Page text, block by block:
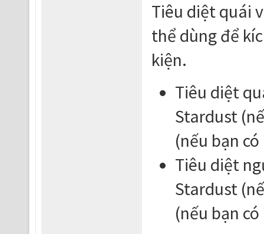
Tiêu diệt quái
thể dùng để
kiện.
Tiêu diệt
Stardust
(nếu bạn
Tiêu diệt
Stardust
(nếu bạn